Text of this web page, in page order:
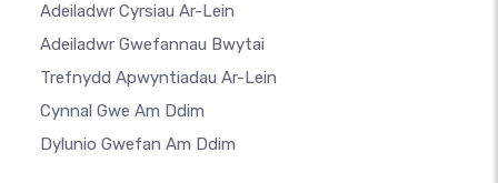
Adeiladwr Cyrsiau Ar-Lein
Adeiladwr Gwefannau Bwytai
Trefnydd Apwyntiadau Ar-Lein
Cynnal Gwe Am Ddim
Dylunio Gwefan Am Ddim